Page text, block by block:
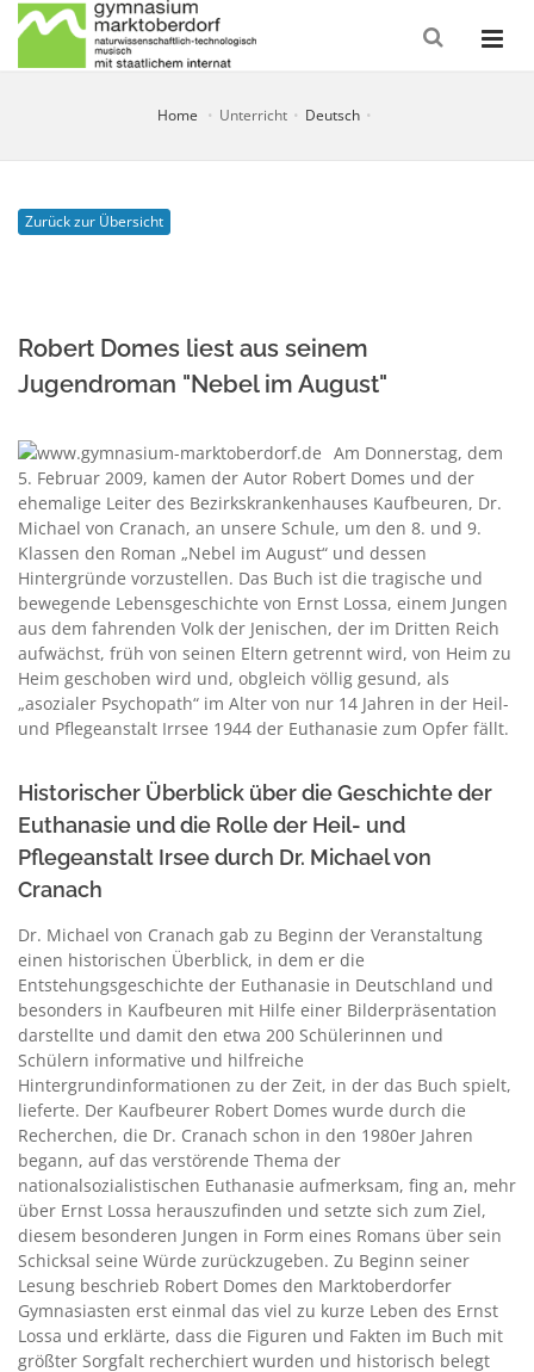
Home Unterricht Deutsch
Zurück zur Übersicht
Robert Domes liest aus seinem
Jugendroman "Nebel im August"
Am Donnerstag, dem
5. Februar 2009, kamen der Autor Robert Domes und der
ehemalige Leiter des Bezirkskrankenhauses Kaufbeuren, Dr.
Michael von Cranach, an unsere Schule, um den 8. und 9.
Klassen den Roman „Nebel im August“ und dessen
Hintergründe vorzustellen. Das Buch ist die tragische und
bewegende Lebensgeschichte von Ernst Lossa, einem Jungen
aus dem fahrenden Volk der Jenischen, der im Dritten Reich
aufwächst, früh von seinen Eltern getrennt wird, von Heim zu
Heim geschoben wird und, obgleich völlig gesund, als
„asozialer Psychopath“ im Alter von nur 14 Jahren in der Heil-
und Pflegeanstalt Irrsee 1944 der Euthanasie zum Opfer fällt.
Historischer Überblick über die Geschichte der
Euthanasie und die Rolle der Heil- und
Pflegeanstalt Irsee durch Dr. Michael von
Cranach
Dr. Michael von Cranach gab zu Beginn der Veranstaltung
einen historischen Überblick, in dem er die
Entstehungsgeschichte der Euthanasie in Deutschland und
besonders in Kaufbeuren mit Hilfe einer Bilderpräsentation
darstellte und damit den etwa 200 Schülerinnen und
Schülern informative und hilfreiche
Hintergrundinformationen zu der Zeit, in der das Buch spielt,
lieferte. Der Kaufbeurer Robert Domes wurde durch die
Recherchen, die Dr. Cranach schon in den 1980er Jahren
begann, auf das verstörende Thema der
nationalsozialistischen Euthanasie aufmerksam, fing an, mehr
über Ernst Lossa herauszufinden und setzte sich zum Ziel,
diesem besonderen Jungen in Form eines Romans über sein
Schicksal seine Würde zurückzugeben. Zu Beginn seiner
Lesung beschrieb Robert Domes den Marktoberdorfer
Gymnasiasten erst einmal das viel zu kurze Leben des Ernst
Lossa und erklärte, dass die Figuren und Fakten im Buch mit
größter Sorgfalt recherchiert wurden und historisch belegt